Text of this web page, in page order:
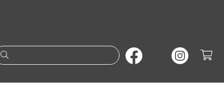
Suche nach Büchern oder